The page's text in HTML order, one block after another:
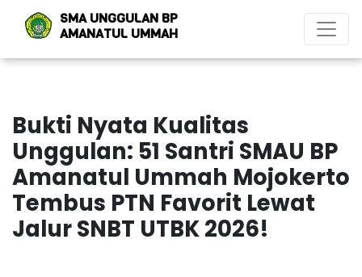
SMA UNGGULAN BP
AMANATUL UMMAH
Bukti Nyata Kualitas
Unggulan: 51 Santri SMAU BP
Amanatul Ummah Mojokerto
Tembus PTN Favorit Lewat
Jalur SNBT UTBK 2026!